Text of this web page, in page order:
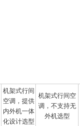
机架式行间
空调，提供
内外机一体
化设计选型
机架式行间空
调，不支持无
外机选型